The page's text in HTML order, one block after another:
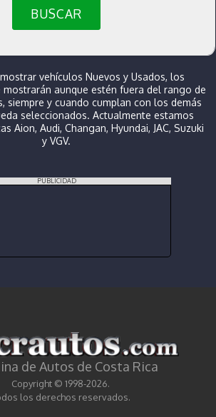
BUSCAR
vehículos Nuevos y Usados, los
mostrarán aunque estén fuera del rango de
siempre y cuando cumplan con los demás
seleccionados. Actualmente estamos
Aion, Audi, Changan, Hyundai, JAC, Suzuki
y VGV.
PUBLICIDAD
de Autos de Costa Rica
Copyright © 1998-2026.
los derechos reservados.